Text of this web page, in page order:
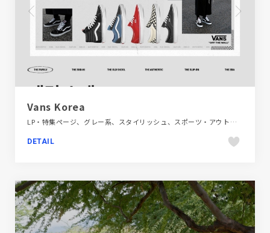
Vans Korea
LP・特集ページ、グレー系、スタイリッシュ、スポーツ・アウトドア、ファッション・ビューティー、モーション多め、大きめ写真、海外サイト
DETAIL